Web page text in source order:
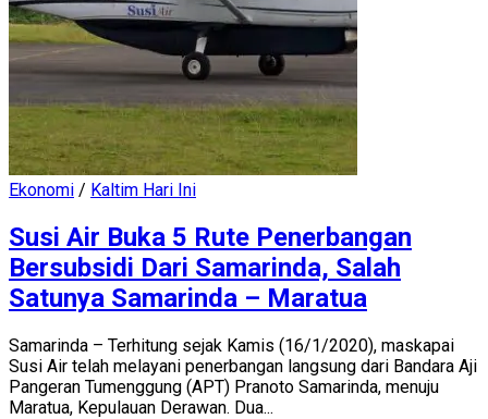
Ekonomi / Kaltim Hari Ini
Susi Air Buka 5 Rute Penerbangan
Bersubsidi Dari Samarinda, Salah
Satunya Samarinda – Maratua
Samarinda – Terhitung sejak Kamis (16/1/2020), maskapai
Susi Air telah melayani penerbangan langsung dari Bandara Aji
Pangeran Tumenggung (APT) Pranoto Samarinda, menuju
Maratua, Kepulauan Derawan. Dua...